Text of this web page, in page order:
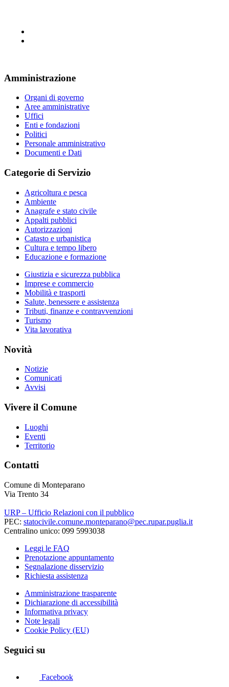
Amministrazione
Organi di governo
Aree amministrative
Uffici
Enti e fondazioni
Politici
Personale amministrativo
Documenti e Dati
Categorie di Servizio
Agricoltura e pesca
Ambiente
Anagrafe e stato civile
Appalti pubblici
Autorizzazioni
Catasto e urbanistica
Cultura e tempo libero
Educazione e formazione
Giustizia e sicurezza pubblica
Imprese e commercio
Mobilità e trasporti
Salute, benessere e assistenza
Tributi, finanze e contravvenzioni
Turismo
Vita lavorativa
Novità
Notizie
Comunicati
Avvisi
Vivere il Comune
Luoghi
Eventi
Territorio
Contatti
Comune di Monteparano
Via Trento 34
URP – Ufficio Relazioni con il pubblico
PEC: statocivile.comune.monteparano@pec.rupar.puglia.it
Centralino unico: 099 5993038
Leggi le FAQ
Prenotazione appuntamento
Segnalazione disservizio
Richiesta assistenza
Amministrazione trasparente
Dichiarazione di accessibilità
Informativa privacy
Note legali
Cookie Policy (EU)
Seguici su
Facebook